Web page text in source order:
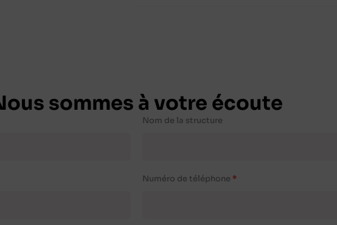
sommes à votre écoute
Nom de la structure
Numéro de téléphone